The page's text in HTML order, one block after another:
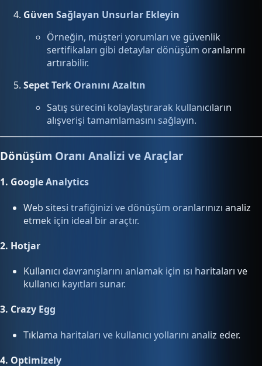
Güven Sağlayan Unsurlar Ekleyin
Örneğin, müşteri yorumları ve güvenlik
sertifikaları gibi detaylar dönüşüm oranlarını
artırabilir.
Sepet Terk Oranını Azaltın
Satış sürecini kolaylaştırarak kullanıcıların
alışverişi tamamlamasını sağlayın.
Dönüşüm Oranı Analizi ve Araçlar
1. Google Analytics
Web sitesi trafiğinizi ve dönüşüm oranlarınızı analiz
etmek için ideal bir araçtır.
2. Hotjar
Kullanıcı davranışlarını anlamak için ısı haritaları ve
kullanıcı kayıtları sunar.
3. Crazy Egg
Tıklama haritaları ve kullanıcı yollarını analiz eder.
4. Optimizely